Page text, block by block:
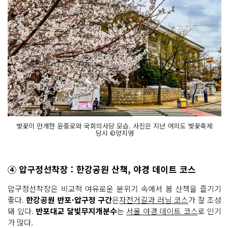
벚꽃이 만개한 윤중로와 국회의사당 모습. 사진은 지난 여의도 벚꽃축제
당시 ©양지영
④ 압구정선착장 : 한강공원 산책, 야경 데이트 코스
압구정선착장은 비교적 여유로운 분위기 속에서 봄 산책을 즐기기
좋다.한강공원 반포·압구정 구간은자전거길과 러닝 코스가 잘 조성
돼 있다. 반포대교 달빛무지개분수는 서울 야경 데이트 코스로 인기
가 많다.